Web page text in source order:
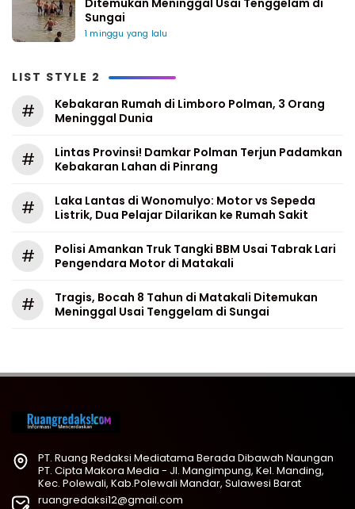
Ditemukan Meninggal Usai Tenggelam di
Sungai
1 minggu yang lalu
LIST STYLE 2
#
Kebakaran Rumah di Limboro Polman, 3 Orang
Meninggal Dunia
#
Lintas Provinsi! Damkar Polman Terjun Padamkan
Kebakaran Lahan di Pinrang
#
Laka Lantas di Wonomulyo: Motor vs Sepeda
Listrik, Dua Pelajar Dilarikan ke Rumah Sakit
#
Polisi Amankan Truk Tangki BBM Usai Tabrak Lari
Pengendara Motor di Matakali
#
Tragis, Bocah 8 Tahun di Matakali Ditemukan
Meninggal Usai Tenggelam di Sungai
PT. Ruang Redaksi Mediatama Berada Dibawah Naungan
PT. Cipta Makora Media - Jl. Mangimpung, Kel. Manding,
Kec. Polewali, Kab.Polewali Mandar, Sulawesi Barat
ruangredaksi12@gmail.com